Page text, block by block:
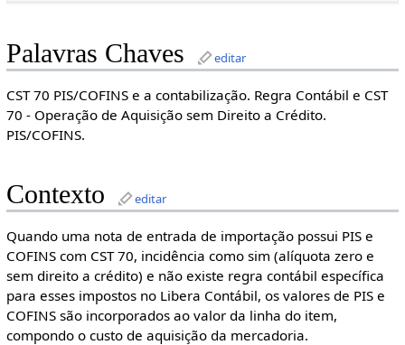
Palavras Chaves editar
CST 70 PIS/COFINS e a contabilização. Regra Contábil e CST
70 - Operação de Aquisição sem Direito a Crédito.
PIS/COFINS.
Contexto editar
Quando uma nota de entrada de importação possui PIS e
COFINS com CST 70, incidência como sim (alíquota zero e
sem direito a crédito) e não existe regra contábil específica
para esses impostos no Libera Contábil, os valores de PIS e
COFINS são incorporados ao valor da linha do item,
compondo o custo de aquisição da mercadoria.